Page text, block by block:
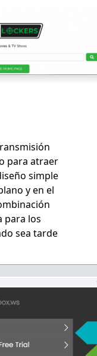
para atraer
simple
y en el
para los
sea tarde